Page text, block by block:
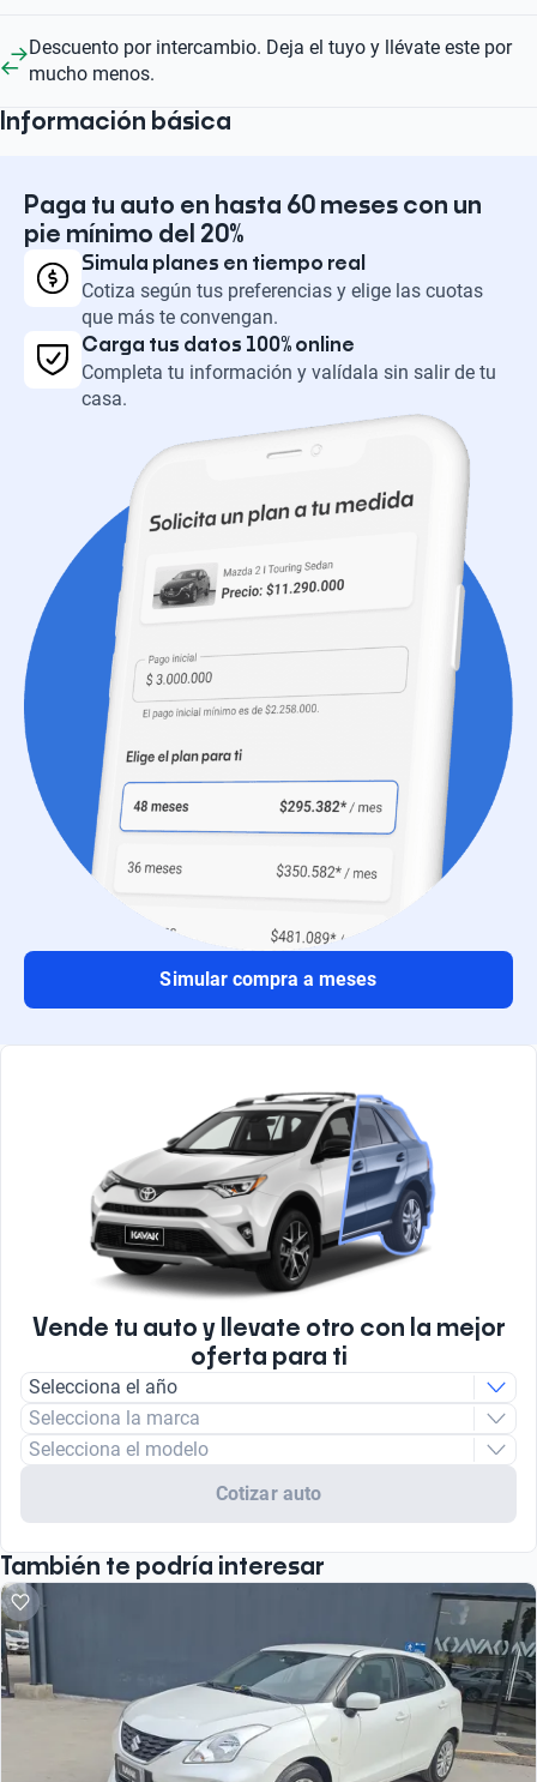
Descuento por intercambio. Deja el tuyo y llévate este por
mucho menos.
Información básica
Paga tu auto en hasta 60 meses con un
pie mínimo del 20%
Simula planes en tiempo real
Cotiza según tus preferencias y elige las cuotas
que más te convengan.
Carga tus datos 100% online
Completa tu información y valídala sin salir de tu
casa.
Simular compra a meses
Vende tu auto y llevate otro con la mejor
oferta para ti
Selecciona el año
Selecciona la marca
Selecciona el modelo
Cotizar auto
También te podría interesar